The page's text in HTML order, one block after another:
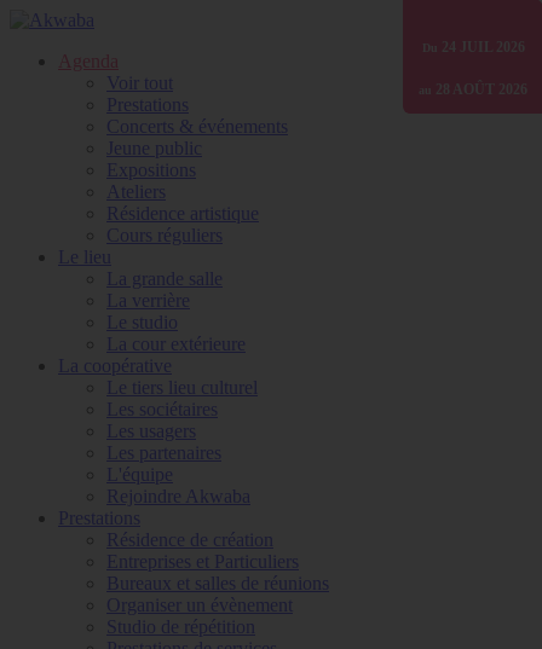
Agenda
Voir tout
Prestations
Concerts & événements
Jeune public
Expositions
Ateliers
Résidence artistique
Cours réguliers
Le lieu
La grande salle
La verrière
Le studio
La cour extérieure
La coopérative
Le tiers lieu culturel
Les sociétaires
Les usagers
Les partenaires
L'équipe
Rejoindre Akwaba
Prestations
Résidence de création
Entreprises et Particuliers
Bureaux et salles de réunions
Organiser un évènement
Studio de répétition
Du 01 JANV 2025
au 31 DÉC 2026
Du 30 JUIN 2026
au 31 DÉC 2026
Du 24 JUIL 2026
au 28 AOÛT 2026